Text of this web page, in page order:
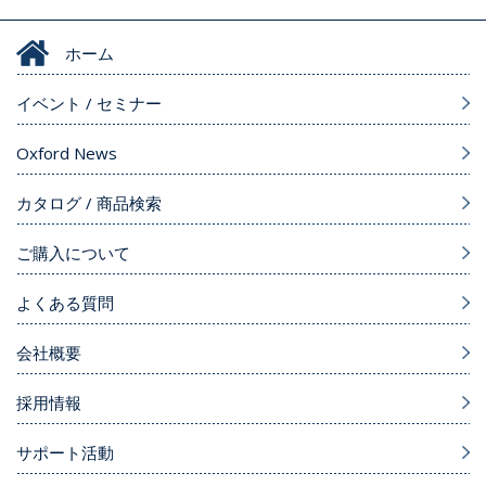
ホーム
イベント / セミナー
Oxford News
カタログ / 商品検索
ご購入について
よくある質問
会社概要
採用情報
サポート活動